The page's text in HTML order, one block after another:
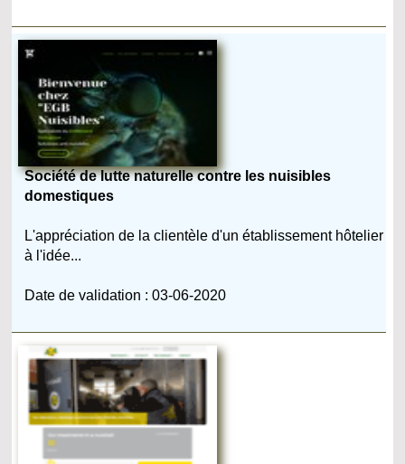
Société de lutte naturelle contre les nuisibles
domestiques
L'appréciation de la clientèle d'un établissement hôtelier
à l'idée...
Date de validation : 03-06-2020